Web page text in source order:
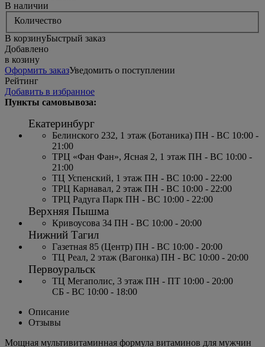
В наличии
Количество
В корзинуБыстрый заказ
Добавлено
в козину
Оформить заказУведомить о поступлении
Рейтинг
Добавить в избранное
Пункты самовывоза:
Екатеринбург
Белинского 232, 1 этаж (Ботаника) ПН - ВС 10:00 -
21:00
ТРЦ «Фан Фан», Ясная 2, 1 этаж ПН - ВС 10:00 -
21:00
ТЦ Успенский, 1 этаж ПН - ВС 10:00 - 22:00
ТРЦ Карнавал, 2 этаж ПН - ВС 10:00 - 22:00
ТРЦ Радуга Парк ПН - ВС 10:00 - 22:00
Верхняя Пышма
Кривоусова 34 ПН - ВС 10:00 - 20:00
Нижний Тагил
Газетная 85 (Центр) ПН - ВС 10:00 - 20:00
ТЦ Реал, 2 этаж (Вагонка) ПН - ВС 10:00 - 20:00
Первоуральск
ТЦ Мегаполис, 3 этаж ПН - ПТ 10:00 - 20:00
СБ - ВС 10:00 - 18:00
Описание
Отзывы
Мощная мультивитаминная формула витаминов для мужчин